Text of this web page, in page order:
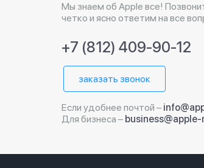
Мы знаем об Apple все!
четко и ясно ответим на все
+7 (812) 409-90-12
заказать звонок
Если удобнее почтой –
Для бизнеса –